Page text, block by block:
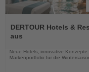
Sie
die
DERTOUR Hotels &
aus
Neue Hotels, innovative
Markenportfolio für die